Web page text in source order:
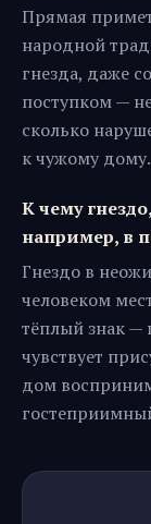
Прямая
народной
гнезда, даже
поступком —
сколько
к чужому дому.
К чему
например, в
Гнездо в
человеком
тёплый знак —
чувствует
дом